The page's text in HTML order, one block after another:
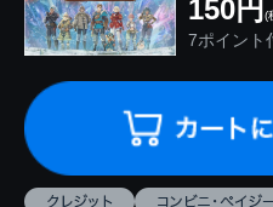
150円 (
7ポイント